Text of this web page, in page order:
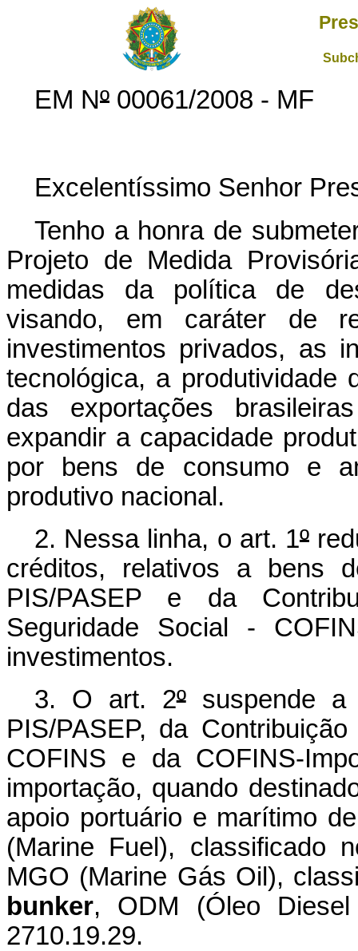
EM Nº 00061/2008 - MF
Excelentíssimo Senhor
Tenho a honra de
Projeto de Medida
medidas da política de
visando, em caráter de
investimentos privados, as
tecnológica, a produtividade
das exportações
expandir a capacidade
por bens de consumo e
produtivo nacional .
2. Nessa linha, o art. 1º
créditos, relativos a bens
PIS/PASEP e da
Seguridade Social -
investimentos.
3. O art. 2ºsuspende a
PIS/PASEP, da
COFINS e da COFINS-
importação, quando
apoio portuário e marítimo
(Marine Fuel), classificado
MGO (Marine Gás Oil),
bunker, ODM (Óleo
2710.19.29.